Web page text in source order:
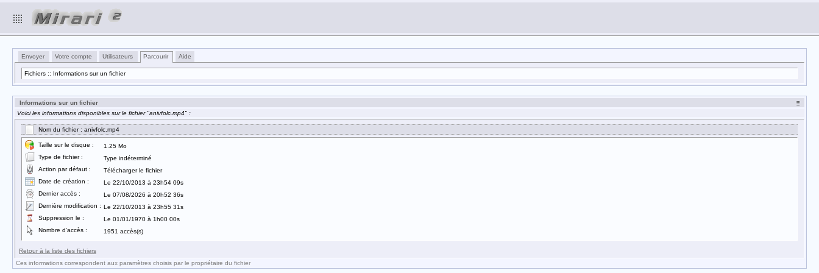
Envoyer Votre compte Utilisateurs Parcourir Aide
Fichiers :: Informations sur un fichier
Informations sur un fichier
Voici les informations disponibles sur le fichier "anivfolc.mp4" :
Nom du fichier : anivfolc.mp4
Taille sur le disque :
1.25 Mo
Type de fichier :
Type indéterminé
Action par défaut :
Télécharger le fichier
Date de création :
Le 22/10/2013 à 23h54 09s
Dernier accès :
Le 07/08/2026 à 20h52 36s
Dernière modification : Le 22/10/2013 à 23h55 31s
Suppression le :
Le 01/01/1970 à 1h00 00s
Nombre d'accès :
1951 accès(s)
Retour à la liste des fichiers
Ces informations correspondent aux paramètres choisis par le propriétaire du fichier